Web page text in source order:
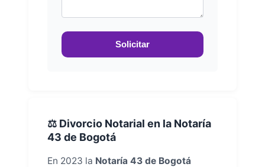
Solicitar
⚖️ Divorcio Notarial en la Notaría
43 de Bogotá
En 2023 la Notaría 43 de Bogotá